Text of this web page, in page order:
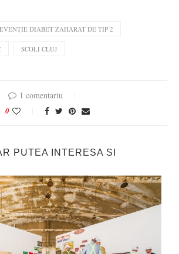
DIABET ZAHARAT DE TIP 2
SCOLI CLUJ
1 comentariu
0
PUTEA INTERESA SI